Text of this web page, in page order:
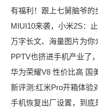
有福利！跟上七舅脑爷的
MIUI10来袭，小米2S：止
万字长文、海量图片为
PPTV也挤进手机产业了
华为荣耀V8 性价比高 国
新评测:红米Pro开箱体验
手机恢复出厂设置，到底